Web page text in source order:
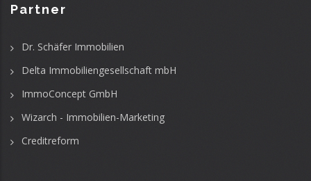
Partner
Dr. Schäfer Immobilien
Delta Immobiliengesellschaft mbH
ImmoConcept GmbH
Wizarch - Immobilien-Marketing
Creditreform